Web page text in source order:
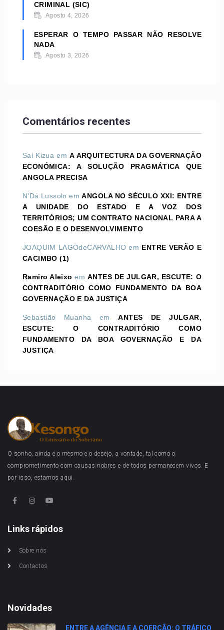
CRIMINAL (SIC)
Agosto 4, 2026
ESPERAR O TEMPO PASSAR NÃO RESOLVE
NADA
Agosto 3, 2026
Comentários recentes
Sai Kizua emA ARQUITECTURA DA GOVERNAÇÃO
ECONÓMICA: A SOLUÇÃO PRAGMÁTICA QUE
ANGOLA PRECISA
N'Dá Lussolo emANGOLA NO SÉCULO XXI: ENTRE
A UNIDADE DO ESTADO E A VOZ DOS
TERRITÓRIOS; UM CONTRATO NACIONAL PARA A
COESÃO E O DESENVOLVIMENTO
JOAQUIM LAGOdeCARVALHO em ENTRE VERÃO E
CACIMBO (1)
Ramiro Aleixo emANTES DE JULGAR, ESCUTE: O
CONTRADITÓRIO COMO FUNDAMENTO DA BOA
GOVERNAÇÃO E DA JUSTIÇA
Sebastião Muanha emANTES DE JULGAR,
ESCUTE: O CONTRADITÓRIO COMO
FUNDAMENTO DA BOA GOVERNAÇÃO E DA
JUSTIÇA
O sonho, ainda é o mesmo e o desejo, a vontade, tal como o
comprometimento com causas nobres e de todos permanecem vivos. E
por isso, estamos aqui.
Links rápidos
Sobre nós
Contactos
Novidades
ENTRE A AGÊNCIA E A COERÇÃO: O TRÁFICO